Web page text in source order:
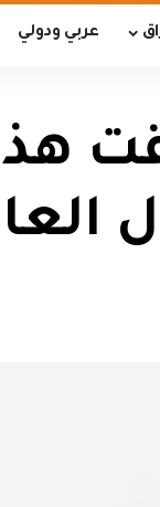
عربي ودولي